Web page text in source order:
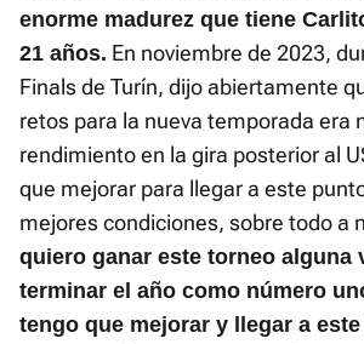
enorme madurez que tiene
21 años. En noviembre de 2023,
Finals de Turín, dijo abiertamente
retos para la nueva temporada era
rendimiento en la gira posterior al
que mejorar para llegar a este
mejores condiciones, sobre todo a
quiero ganar este torneo alguna
terminar el año como número
tengo que mejorar y llegar a